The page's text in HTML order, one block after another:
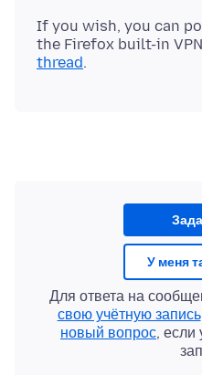
If you wish, you can
the Firefox built-in
thread
У меня
Для ответа на
свою учётную запись
новый вопрос, если